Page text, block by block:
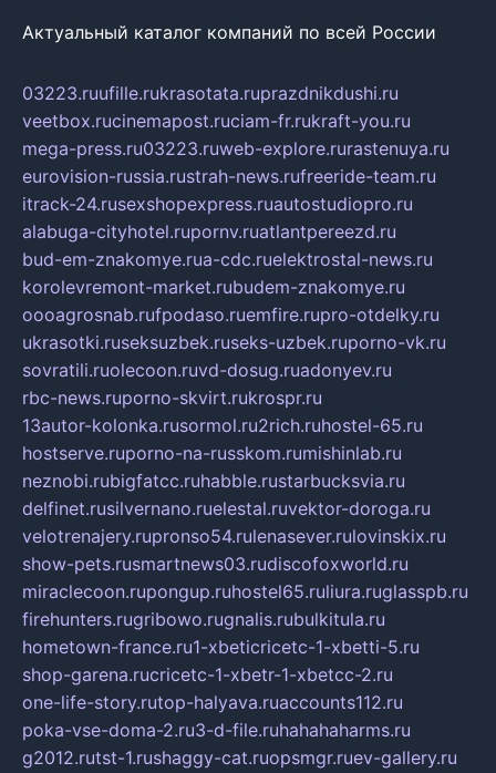
Актуальный каталог компаний по всей России
03223.ruufille.rukrasotata.ruprazdnikdushi.ru
veetbox.rucinemapost.ruciam-fr.rukraft-you.ru
mega-press.ru03223.ruweb-explore.rurastenuya.ru
eurovision-russia.rustrah-news.rufreeride-team.ru
itrack-24.rusexshopexpress.ruautostudiopro.ru
alabuga-cityhotel.rupornv.ruatlantpereezd.ru
bud-em-znakomye.rua-cdc.ruelektrostal-news.ru
korolevremont-market.rubudem-znakomye.ru
oooagrosnab.rufpodaso.ruemfire.rupro-otdelky.ru
ukrasotki.ruseksuzbek.ruseks-uzbek.ruporno-vk.ru
sovratili.ruolecoon.ruvd-dosug.ruadonyev.ru
rbc-news.ruporno-skvirt.rukrospr.ru
13autor-kolonka.rusormol.ru2rich.ruhostel-65.ru
hostserve.ruporno-na-russkom.rumishinlab.ru
neznobi.rubigfatcc.ruhabble.rustarbucksvia.ru
delfinet.rusilvernano.ruelestal.ruvektor-doroga.ru
velotrenajery.rupronso54.rulenasever.rulovinskix.ru
show-pets.rusmartnews03.rudiscofoxworld.ru
miraclecoon.rupongup.ruhostel65.ruliura.ruglasspb.ru
firehunters.rugribowo.rugnalis.rubulkitula.ru
hometown-france.ru1-xbeticricetc-1-xbetti-5.ru
shop-garena.rucricetc-1-xbetr-1-xbetcc-2.ru
one-life-story.rutop-halyava.ruaccounts112.ru
poka-vse-doma-2.ru3-d-file.ruhahahaharms.ru
g2012.rutst-1.rushaggy-cat.ruopsmgr.ruev-gallery.ru